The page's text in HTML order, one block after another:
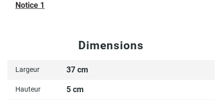
Notice 1
Dimensions
Largeur 37 cm
Hauteur 5 cm